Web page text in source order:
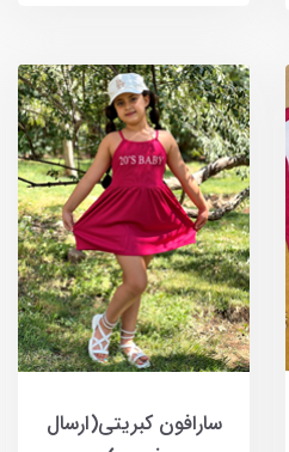
سارافون کبریتی(ارسال